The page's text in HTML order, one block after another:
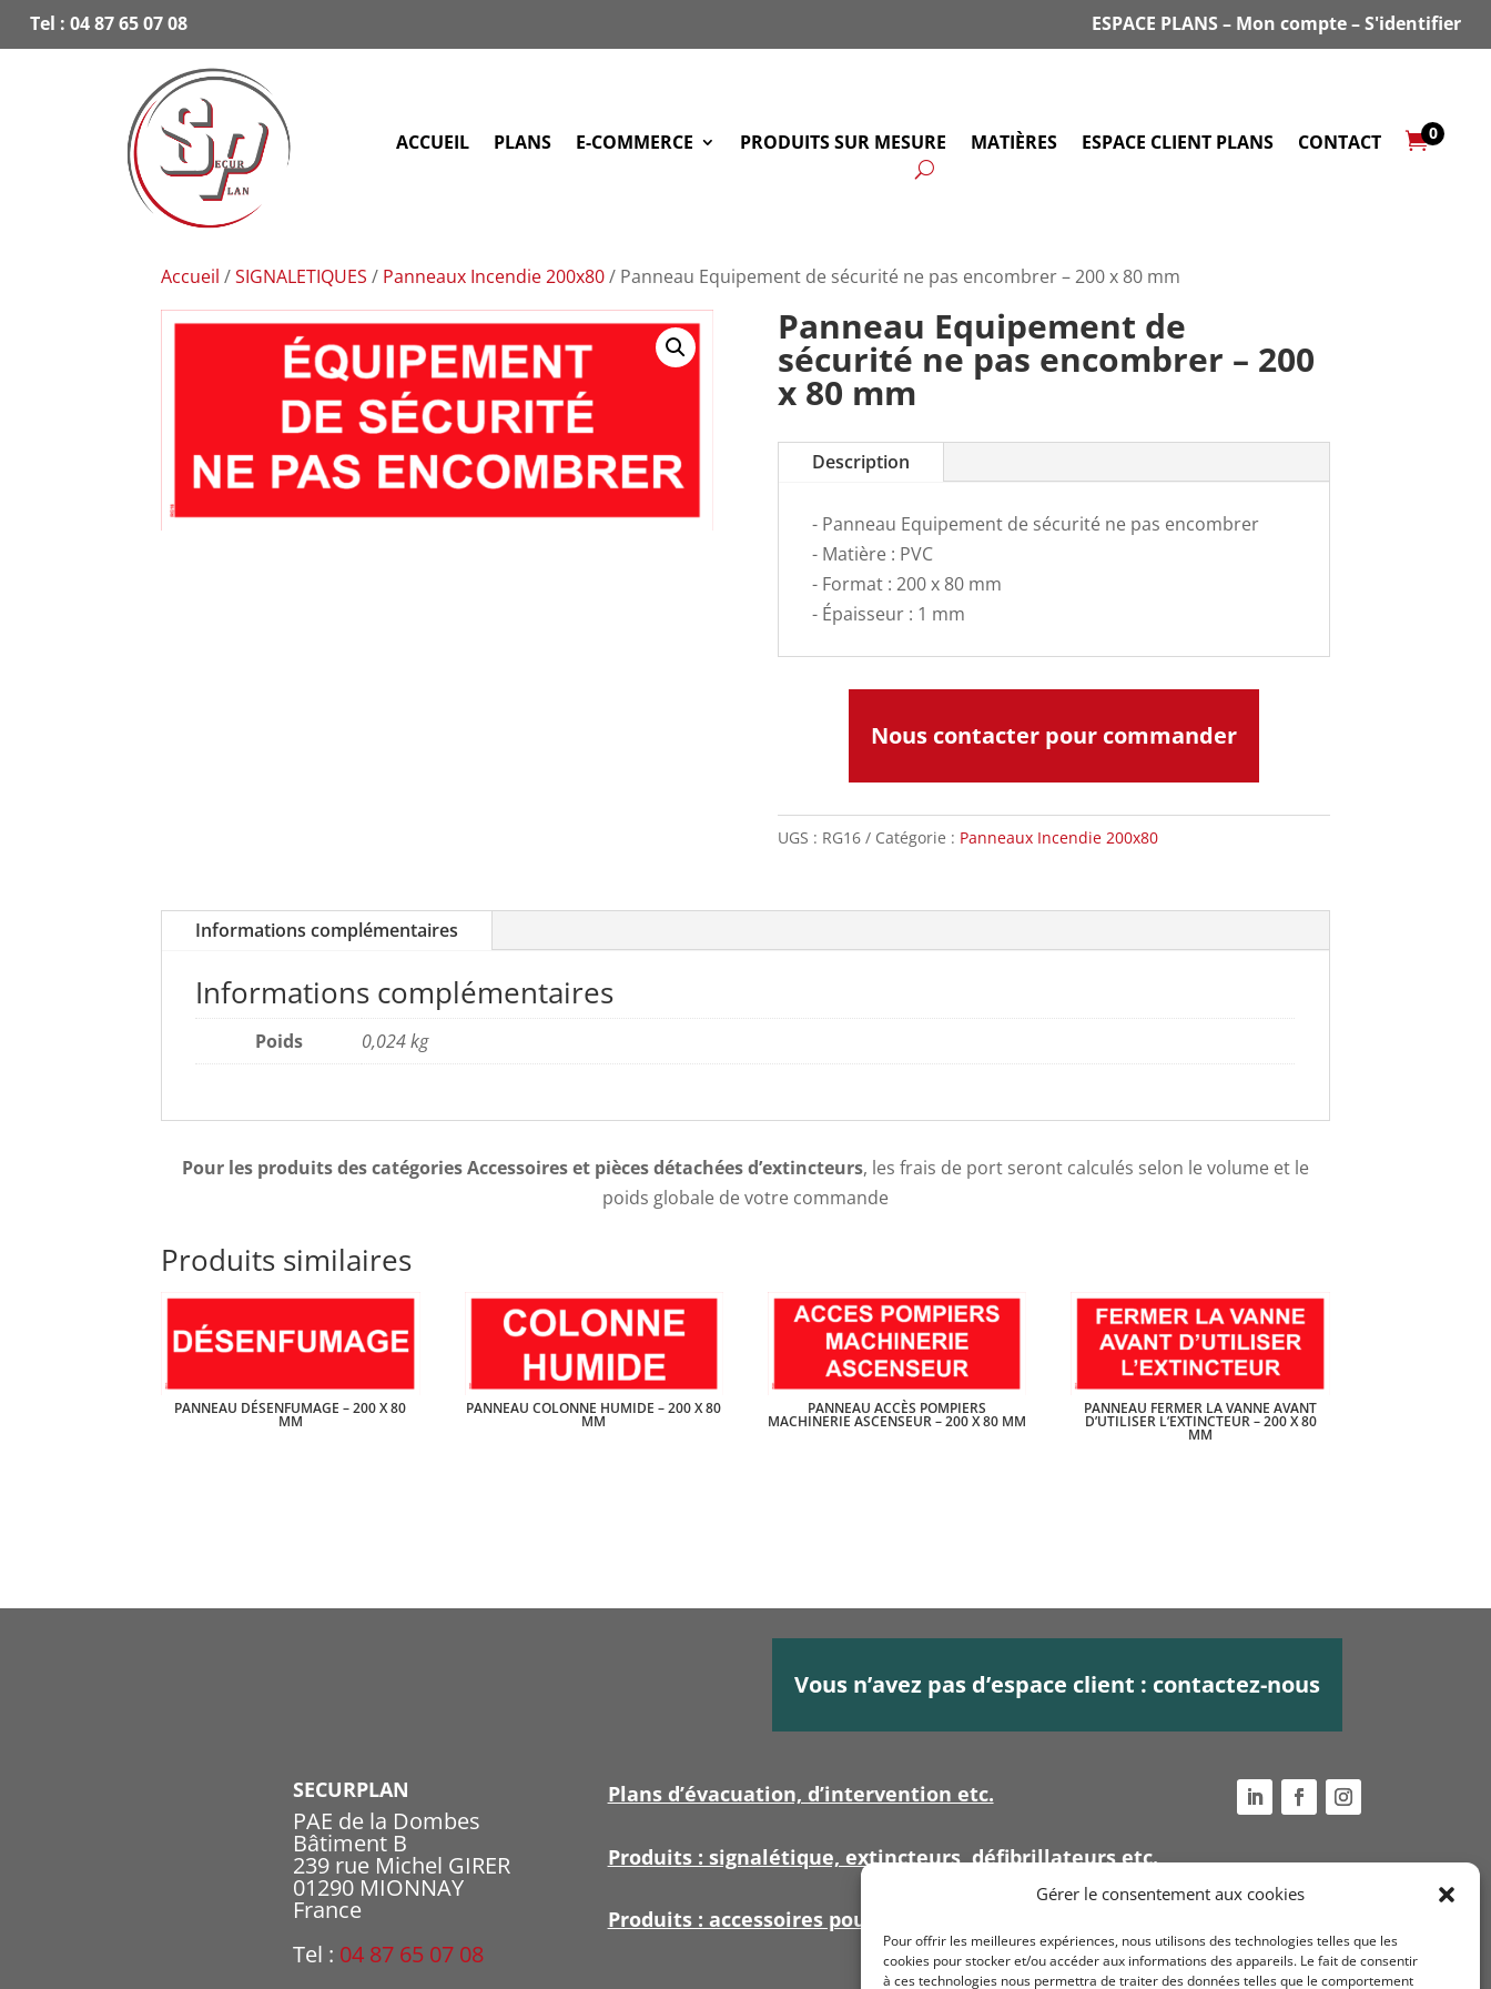
Gérer le consentement aux cookies
Pour offrir les meilleures expériences, nous utilisons des technologies telles que les
cookies pour stocker et/ou accéder aux informations des appareils. Le fait de consentir
à ces technologies nous permettra de traiter des données telles que le comportement
Tel : 04 87 65 07 08 ESPACE PLANS– Mon compte–S'identifier
ACCUEIL PLANS E-COMMERCE PRODUITS SUR MESURE MATIÈRES ESPACE CLIENT PLANS CONTACT 0
Accueil /SIGNALETIQUES / Panneaux Incendie 200x80/ Panneau Equipement de sécurité ne pas encombrer – 200 x 80 mm
Panneau Equipement de
sécurité ne pas encombrer – 200
x 80 mm
Description
- Panneau Equipement de sécurité ne pas encombrer
- Matière : PVC
- Format : 200 x 80 mm
- Épaisseur : 1 mm
Nous contacter pour commander
UGS : RG16 Catégorie : Panneaux Incendie 200x80
Informations complémentaires
Informations complémentaires
Poids 0,024 kg
Pour les produits des catégories Accessoires et pièces détachées d’extincteurs, les frais de port seront calculés selon le volume et le
poids globale de votre commande
Produits similaires
PANNEAU DÉSENFUMAGE – 200 X 80
MM
PANNEAU COLONNE HUMIDE – 200 X 80
MM
PANNEAU ACCÈS POMPIERS
MACHINERIE ASCENSEUR – 200 X 80 MM
PANNEAU FERMER LA VANNE AVANT
D’UTILISER L’EXTINCTEUR – 200 X 80
MM
Vous n’avez pas d’espace client : contactez-nous
SECURPLAN
PAE de la Dombes
Bâtiment B
239 rue Michel GIRER
01290 MIONNAY
France
Tel : 04 87 65 07 08
Plans d’évacuation, d’intervention etc.
Produits : signalétique, extincteurs, défibrillateurs etc.
Produits : accessoires pour signalétique
Voir nosconditions
générales de ventes
Mentions légales et